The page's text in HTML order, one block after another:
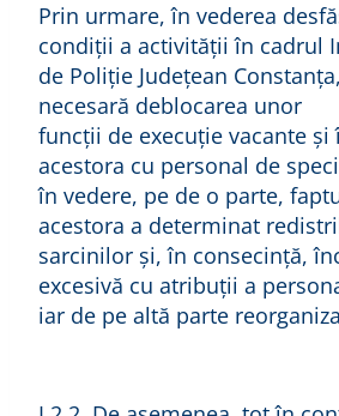
Prin urmare, în vederea
condiţii a activităţii în cadrul
de Poliție Județean
necesară deblocarea unor
funcții de execuţie vacante şi
acestora cu personal de
în vedere, pe de o parte,
acestora a determinat
sarcinilor şi, în consecință,
excesivă cu atribuţii a
iar de pe altă parte